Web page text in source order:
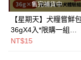
悠遊付
Google Pay
售完補貨中
【星期天】犬糧嘗鮮包
36gX4入*限購一組｜
鱈+鮭+牛+羊（效期
NT$15